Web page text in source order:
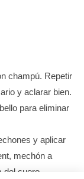
champú. Repetir
y aclarar bien.
para eliminar
y aplicar
mechón a
del cuero